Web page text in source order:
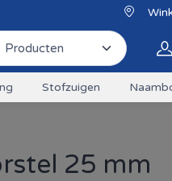
Stofzuigen
25 mm